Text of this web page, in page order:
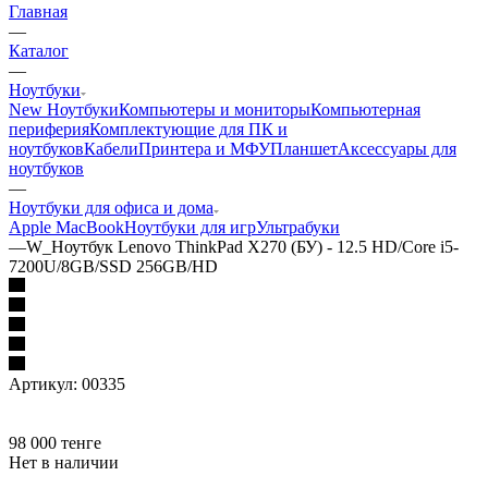
Главная
—
Каталог
—
Ноутбуки
New НоутбукиКомпьютеры и мониторыКомпьютерная
периферияКомплектующие для ПК и
ноутбуковКабелиПринтера и МФУПланшетАксессуары для
ноутбуков
—
Ноутбуки для офиса и дома
Apple MacBookНоутбуки для игрУльтрабуки
—W_Ноутбук Lenovo ThinkPad X270 (БУ) - 12.5 HD/Core i5-
7200U/8GB/SSD 256GB/HD
Артикул: 00335
98 000 тенге
Нет в наличии